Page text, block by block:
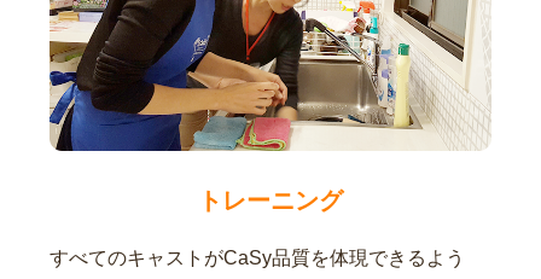
トレーニング
すべてのキャストがCaSy品質を体現できるよう